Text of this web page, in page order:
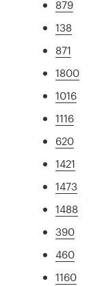
879
138
871
1800
1016
1116
620
1421
1473
1488
390
460
1160